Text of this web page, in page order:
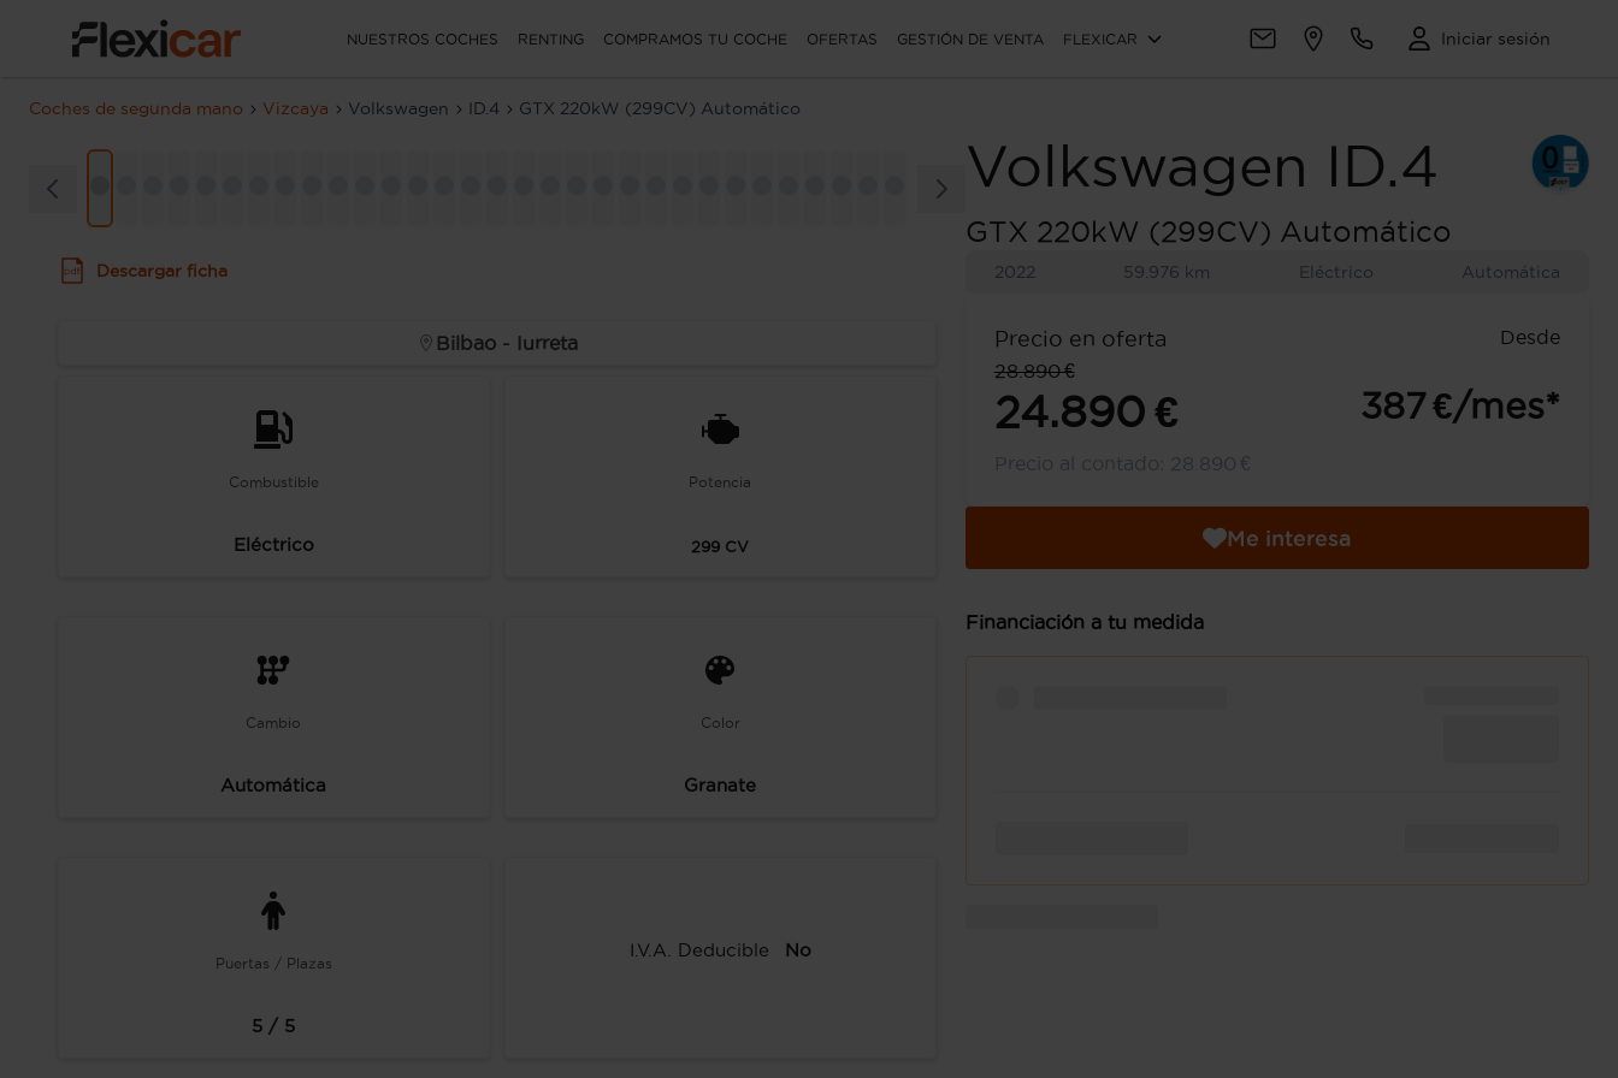
NUESTROS COCHES RENTING COMPRAMOS TU COCHE OFERTAS GESTIÓN DE VENTA FLEXICAR Iniciar sesión
Coches de segunda mano Vizcaya Volkswagen ID.4 GTX 220kW (299CV) Automático
Volkswagen ID.4
GTX 220kW (299CV) Automático
2022 59.976 km Eléctrico Automática
Precio en oferta
Desde
28.890 €
24.890 € 387 €/mes*
Precio al contado: 28.890 €
Me interesa
Financiación a tu medida
Descargar ficha
Bilbao - Iurreta
Combustible
Eléctrico
Potencia
299 CV
Cambio
Automática
Color
Granate
Puertas / Plazas
5 / 5
I.V.A. Deducible No